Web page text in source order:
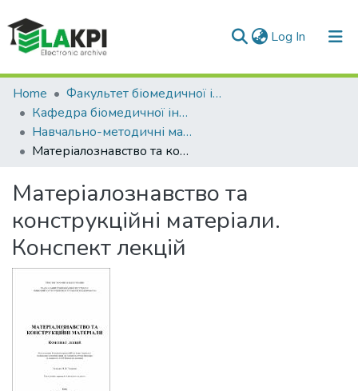
Log In (current)
Communities & Collections
All of DSpace
Statistics
Home
Факультет біомедичної інженерії (ФБМІ)
Кафедра біомедичної інженерії (БМІ)
Навчально-методичні матеріали (БМІ)
Матеріалознавство та конструкційні матеріали. Конспект лекцій
Матеріалознавство та
конструкційні матеріали.
Конспект лекцій